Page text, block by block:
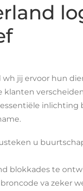
jij ervoor hun
klanten
u
blokkades te
va zeker